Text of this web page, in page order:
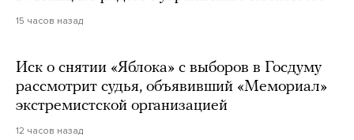
15 часов назад
Иск о снятии «Яблока» с выборов в Госдуму
рассмотрит судья, объявивший «Мемориал»
экстремистской организацией
12 часов назад